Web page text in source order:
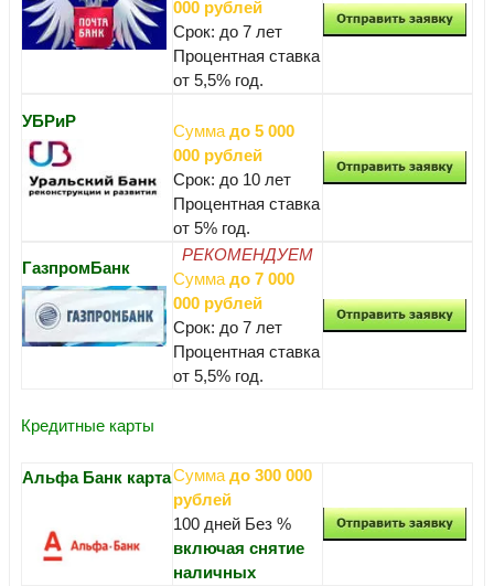
000 рублей
Срок: до 7 лет
Процентная ставка
от 5,5% год.
УБРиР
Сумма до 5 000
000 рублей
Срок: до 10 лет
Процентная ставка
от 5% год.
ГазпромБанк
РЕКОМЕНДУЕМ
Сумма до 7 000
000 рублей
Срок: до 7 лет
Процентная ставка
от 5,5% год.
Кредитные карты
Альфа Банк картаСумма до 300 000
рублей
100 дней Без %
включая снятие
наличных